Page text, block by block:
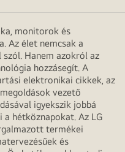
monitorok és
Az élet nemcsak a
Hanem azokról az
hozzásegít. A
elektronikai cikkek, az
vezető
igyekszik jobbá
hétköznapokat. Az LG
termékei
és